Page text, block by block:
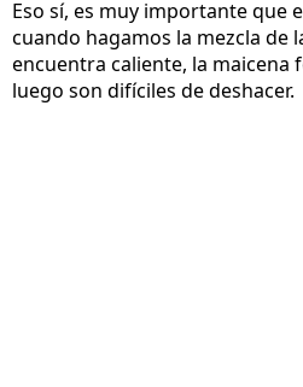
Eso sí, es muy importante que
cuando hagamos la mezcla de
encuentra caliente, la
luego son difíciles de deshacer.